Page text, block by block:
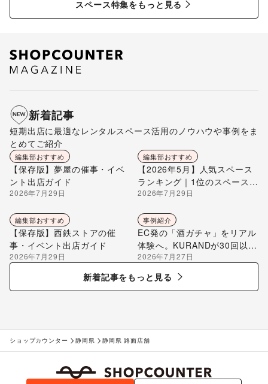
スペース特集をもっと見る
新着記事
短期出店に最適なレンタルスペース活用のノウハウや事例をま
とめてご紹介
編集部おすすめ
【保存版】夢屋の催事・イベ
ント出店ガイド
2026年7月29日
編集部おすすめ
【2026年5月】人気スペース
ランキング｜1位のスペースを
編集部が解説
2026年7月29日
編集部おすすめ
【保存版】西鉄ストアの催
事・イベント出店ガイド
2026年7月29日
事例紹介
EC発の「酒ガチャ」をリアル
体験へ。KURANDが30回以上
のポップアップ出店で届け
る“新しいお酒との出会い”
2026年7月27日
新着記事をもっと見る
ショップカウンター 静岡県 静岡県 路面店舗